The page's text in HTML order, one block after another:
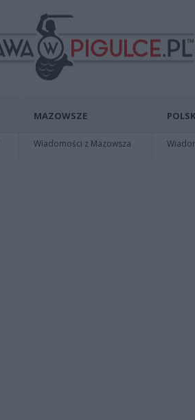
MAZOWSZE
Wiadomości z Mazowsza